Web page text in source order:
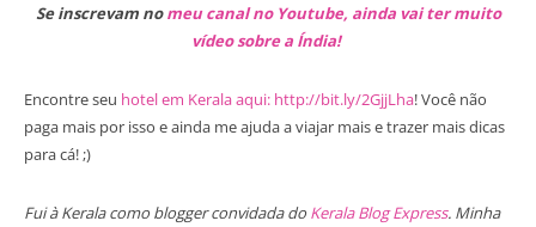
Se inscrevam nomeu canal no Youtube, ainda vai ter muito
vídeo sobre a Índia!
Encontre seu hotel em Kerala aqui: http://bit.ly/2GjjLha! Você não
paga mais por isso e ainda me ajuda a viajar mais e trazer mais dicas
para cá! ;)
Fui à Kerala como blogger convidada do Kerala Blog Express. Minha